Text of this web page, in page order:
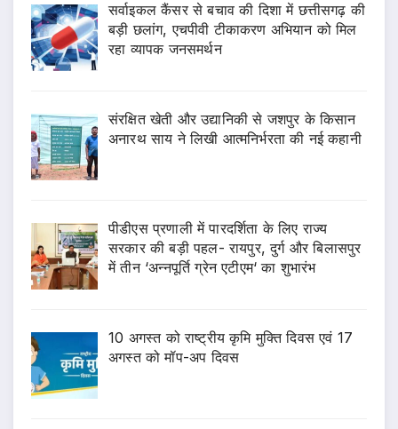
सर्वाइकल कैंसर से बचाव की दिशा में छत्तीसगढ़ की
बड़ी छलांग, एचपीवी टीकाकरण अभियान को मिल
रहा व्यापक जनसमर्थन
संरक्षित खेती और उद्यानिकी से जशपुर के किसान
अनारथ साय ने लिखी आत्मनिर्भरता की नई कहानी
पीडीएस प्रणाली में पारदर्शिता के लिए राज्य
सरकार की बड़ी पहल- रायपुर, दुर्ग और बिलासपुर
में तीन ‘अन्नपूर्ति ग्रेन एटीएम‘ का शुभारंभ
10 अगस्त को राष्ट्रीय कृमि मुक्ति दिवस एवं 17
अगस्त को मॉप-अप दिवस